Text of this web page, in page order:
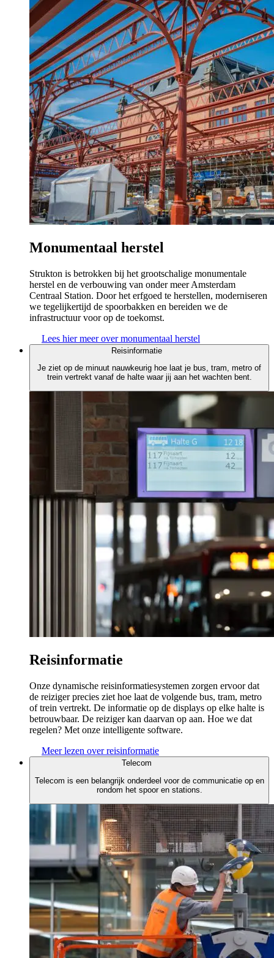
Monumentaal herstel
Strukton is betrokken bij het grootschalige monumentale
herstel en de verbouwing van onder meer Amsterdam
Centraal Station. Door het erfgoed te herstellen, moderniseren
we tegelijkertijd de spoorbakken en bereiden we de
infrastructuur voor op de toekomst.
Lees hier meer over monumentaal herstel
Reisinformatie
Je ziet op de minuut nauwkeurig hoe laat je bus, tram, metro of
trein vertrekt vanaf de halte waar jij aan het wachten bent.
Reisinformatie
Onze dynamische reisinformatiesystemen zorgen ervoor dat
de reiziger precies ziet hoe laat de volgende bus, tram, metro
of trein vertrekt. De informatie op de displays op elke halte is
betrouwbaar. De reiziger kan daarvan op aan. Hoe we dat
regelen? Met onze intelligente software.
Meer lezen over reisinformatie
Telecom
Telecom is een belangrijk onderdeel voor de communicatie op en
rondom het spoor en stations.